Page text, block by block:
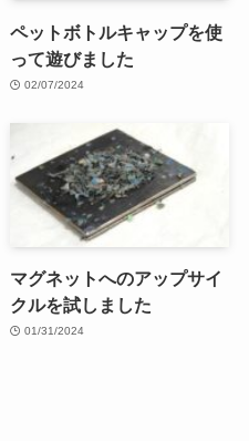
ペットボトルキャップを使
って遊びました
02/07/2024
マグネットへのアップサイ
クルを試しました
01/31/2024